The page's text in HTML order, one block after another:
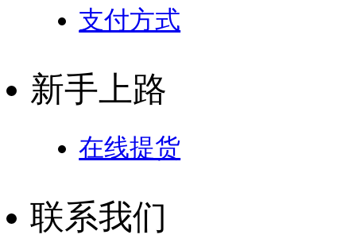
支付方式
新手上路
在线提货
联系我们